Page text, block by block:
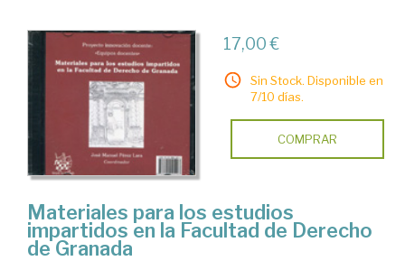
17,00 €
Sin Stock. Disponible en
7/10 días.
COMPRAR
Materiales para los estudios
impartidos en la Facultad de Derecho
de Granada